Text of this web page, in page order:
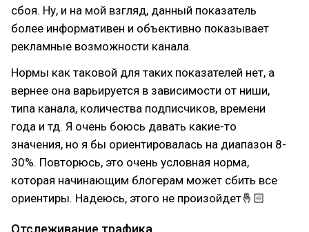
сбоя. Ну, и на мой взгляд, данный показатель
более информативен и объективно показывает
рекламные возможности канала.
Нормы как таковой для таких показателей нет, а
вернее она варьируется в зависимости от ниши,
типа канала, количества подписчиков, времени
года и тд. Я очень боюсь давать какие-то
значения, но я бы ориентировалась на диапазон 8-
30%. Повторюсь, это очень условная норма,
которая начинающим блогерам может сбить все
ориентиры. Надеюсь, этого не произойдет🤞🏻
Отслеживание трафика